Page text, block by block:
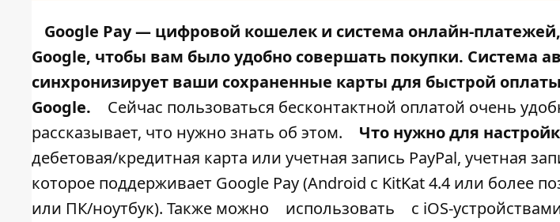
Google Pay — цифровой кошелек и система онлайн-
Google, чтобы вам было удобно совершать покупки. Система
синхронизирует ваши сохраненные карты для быстрой
Google.
Сейчас пользоваться бесконтактной оплатой очень
рассказывает, что нужно знать об этом.
Что нужно для
дебетовая/кредитная карта или учетная запись PayPal, учетная
которое поддерживает Google Pay (Android c KitKat 4.4 или более
или ПК/ноутбук). Также можно
использовать
с iOS-